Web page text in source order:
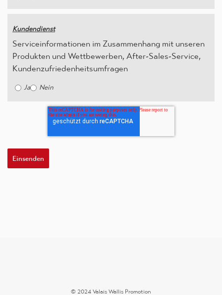
Kundendienst
Serviceinformationen im Zusammenhang mit unseren
Produkten und Wettbewerben, After-Sales-Service,
Kundenzufriedenheitsumfragen
Ja Nein
© 2024 Valais Wallis Promotion